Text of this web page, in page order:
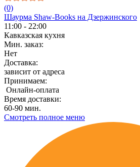
(0)
Шаурма Shaw-Books на Дзержинского
11:00 - 22:00
Кавказская кухня
Мин. заказ:
Нет
Доставка:
зависит от адреса
Принимаем:
Онлайн-оплата
Время доставки:
60-90 мин.
Смотреть полное меню